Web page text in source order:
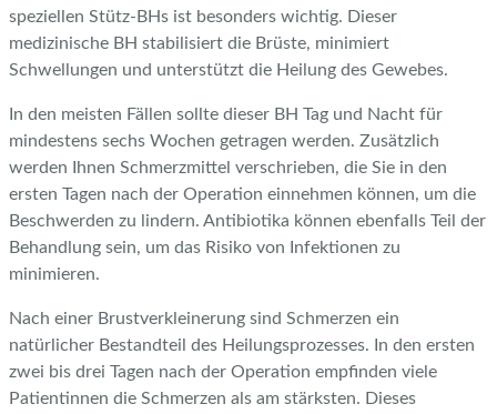
speziellen Stütz-BHs ist besonders wichtig. Dieser
medizinische BH stabilisiert die Brüste, minimiert
Schwellungen und unterstützt die Heilung des Gewebes.
In den meisten Fällen sollte dieser BH Tag und Nacht für
mindestens sechs Wochen getragen werden. Zusätzlich
werden Ihnen Schmerzmittel verschrieben, die Sie in den
ersten Tagen nach der Operation einnehmen können, um die
Beschwerden zu lindern. Antibiotika können ebenfalls Teil der
Behandlung sein, um das Risiko von Infektionen zu
minimieren.
Nach einer Brustverkleinerung sind Schmerzen ein
natürlicher Bestandteil des Heilungsprozesses. In den ersten
zwei bis drei Tagen nach der Operation empfinden viele
Patientinnen die Schmerzen als am stärksten. Dieses